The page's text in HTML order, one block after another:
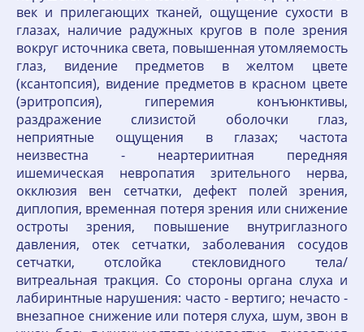
век и прилегающих тканей, ощущение сухости в
глазах, наличие радужных кругов в поле зрения
вокруг источника света, повышенная утомляемость
глаз, видение предметов в желтом цвете
(ксантопсия), видение предметов в красном цвете
(эритропсия), гиперемия конъюнктивы,
раздражение слизистой оболочки глаз,
неприятные ощущения в глазах; частота
неизвестна - неартериитная передняя
ишемическая невропатия зрительного нерва,
окклюзия вен сетчатки, дефект полей зрения,
диплопия, временная потеря зрения или снижение
остроты зрения, повышение внутриглазного
давления, отек сетчатки, заболевания сосудов
сетчатки, отслойка стекловидного тела/
витреальная тракция. Со стороны органа слуха и
лабиринтные нарушения: часто - вертиго; нечасто -
внезапное снижение или потеря слуха, шум, звон в